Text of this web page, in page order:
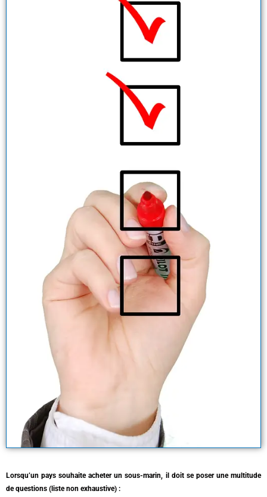
Lorsqu’un pays souhaite acheter un sous-marin, il doit se poser une multitude
de questions (liste non exhaustive) :